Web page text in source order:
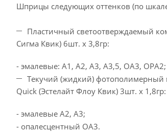
Шприцы следующих оттенков (по
Пластичный светоотверждаемый
Сигма Квик) 6шт. х 3,8гр:
- эмалевые: А1, А2, А3, А3,5, ОА3, OPA2;
Текучий (жидкий) фотополимерный
Quick (Эстелайт Флоу Квик) 3шт. х 1,8гр:
- эмалевые А2, А3;
- опалесцентный ОА3.